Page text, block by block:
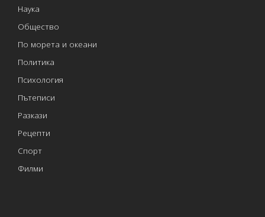
Наука
Общество
По морета и океани
Политика
Психология
Пътеписи
Разкази
Рецепти
Спорт
Филми